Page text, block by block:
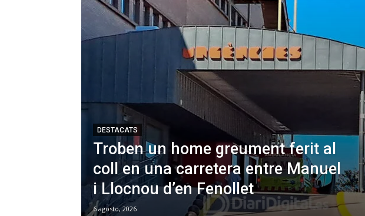
DESTACATS
Troben un home greument ferit al
coll en una carretera entre Manuel
i Llocnou d’en Fenollet
6 agosto, 2026